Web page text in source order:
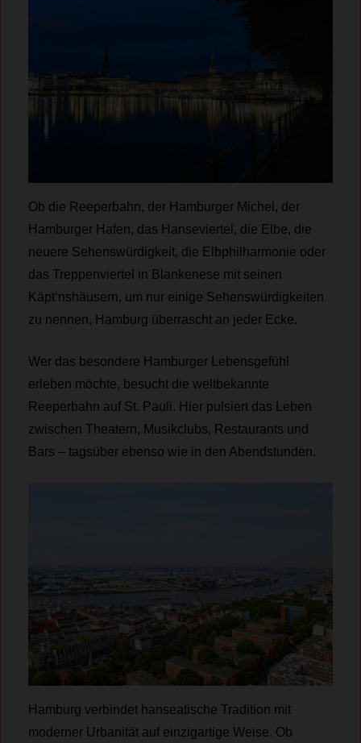
Ob die Reeperbahn, der Hamburger Michel, der
Hamburger Hafen, das Hanseviertel, die Elbe, die
neuere Sehenswürdigkeit, die Elbphilharmonie oder
das Treppenviertel in Blankenese mit seinen
Käpt‘nshäusern, um nur einige Sehenswürdigkeiten
zu nennen, Hamburg überrascht an jeder Ecke.
Wer das besondere Hamburger Lebensgefühl
erleben möchte, besucht die weltbekannte
Reeperbahn auf St. Pauli. Hier pulsiert das Leben
zwischen Theatern, Musikclubs, Restaurants und
Bars – tagsüber ebenso wie in den Abendstunden.
Hamburg verbindet hanseatische Tradition mit
moderner Urbanität auf einzigartige Weise. Ob